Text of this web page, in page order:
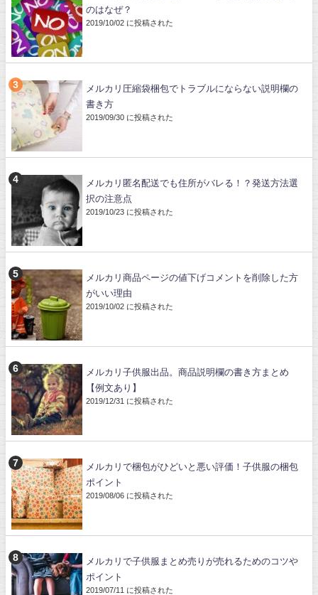
のはなぜ？
2019/10/02 に投稿された
メルカリ圧縮袋梱包でトラブルにならない説明欄の
書き方
2019/09/30 に投稿された
メルカリ匿名配送でも住所がバレる！？発送方法選
択の注意点
2019/10/23 に投稿された
メルカリ商品ページの値下げコメントを削除した方
がいい理由
2019/10/02 に投稿された
メルカリ子供服出品。商品説明欄の書き方まとめ
【例文あり】
2019/12/31 に投稿された
メルカリで梱包がひどいと悪い評価！子供服の梱包
ポイント
2019/08/06 に投稿された
メルカリで子供服まとめ売りが売れるためのコツや
ポイント
2019/07/11 に投稿された